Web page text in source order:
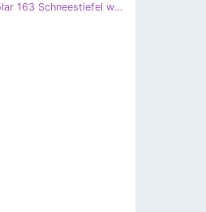
Colmar Warmer Polar 163 Schneestiefel weiß